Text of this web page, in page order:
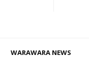
WARAWARA NEWS